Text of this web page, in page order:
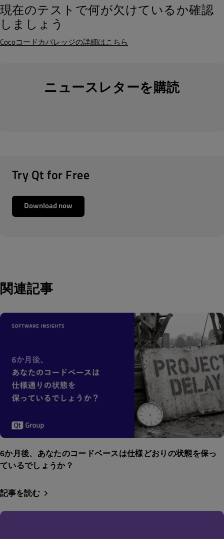
現在のテストで何が欠けているか確認
しましょう
Cocoコードカバレッジの詳細はこちら
ニュースレターを購読
Try Qt for Free
Download now
関連記事
6か月後、あなたのコードベースは仕様どおりの状態を保っ
ているでしょうか？
記事を読む